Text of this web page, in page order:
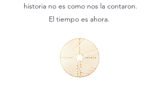
historia no es como nos la contaron.
El tiempo es ahora.